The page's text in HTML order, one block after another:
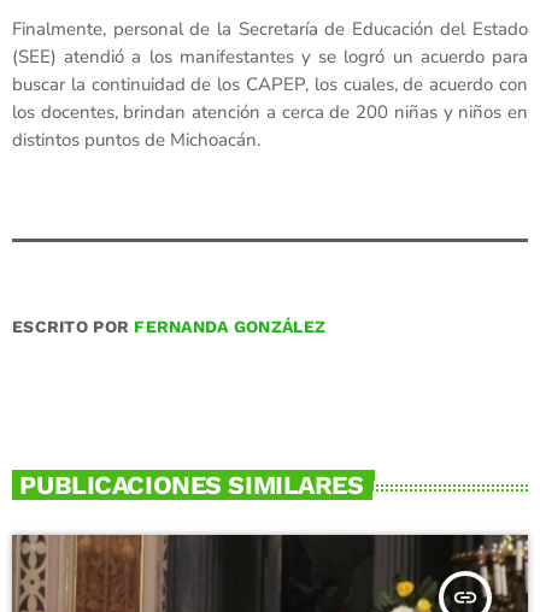
Finalmente, personal de la Secretaría de Educación del Estado
(SEE) atendió a los manifestantes y se logró un acuerdo para
buscar la continuidad de los CAPEP, los cuales, de acuerdo con
los docentes, brindan atención a cerca de 200 niñas y niños en
distintos puntos de Michoacán.
ESCRITO POR FERNANDA GONZÁLEZ
PUBLICACIONES SIMILARES
insert_link